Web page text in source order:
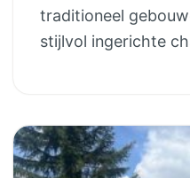
traditioneel
stijlvol ingerichte
een uitzonderlijke
boven de